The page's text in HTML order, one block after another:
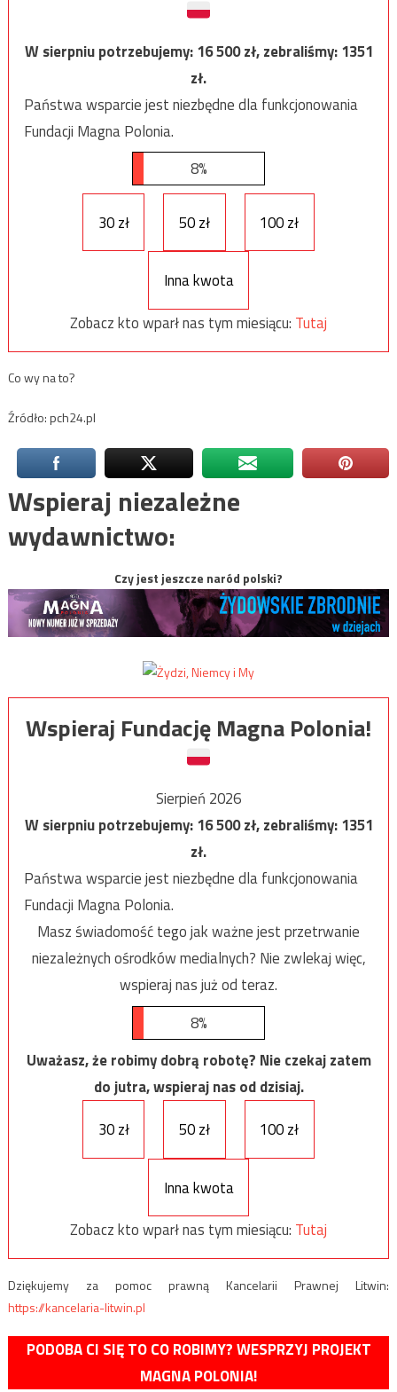
W sierpniu potrzebujemy:16 500zł, zebraliśmy:1351
zł.
Państwa wsparcie jest niezbędne dla funkcjonowania
Fundacji Magna Polonia.
8%
30 zł 50 zł 100 zł
Inna kwota
Zobacz kto wparł nas tym miesiącu: Tutaj
Co wy na to?
Źródło: pch24.pl
Wspieraj niezależne
wydawnictwo:
Czy jest jeszcze naród polski?
Wspieraj Fundację Magna Polonia!
Sierpień 2026
W sierpniu potrzebujemy:16 500zł, zebraliśmy:1351
zł.
Państwa wsparcie jest niezbędne dla funkcjonowania
Fundacji Magna Polonia.
Masz świadomość tego jak ważne jest przetrwanie
niezależnych ośrodków medialnych? Nie zwlekaj więc,
wspieraj nas już od teraz.
8%
Uważasz, że robimy dobrą robotę? Nie czekaj zatem
do jutra, wspieraj nas od dzisiaj.
30 zł
50 zł 100 zł
Inna kwota
Zobacz kto wparł nas tym miesiącu: Tutaj
Dziękujemy za pomoc prawną Kancelarii Prawnej Litwin:
https://kancelaria-litwin.pl
PODOBA CI SIĘ TO CO ROBIMY? WESPRZYJ PROJEKT
MAGNA POLONIA!